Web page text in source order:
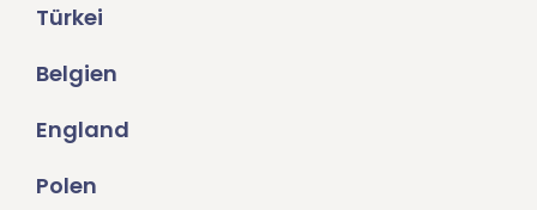
Türkei
Belgien
England
Polen